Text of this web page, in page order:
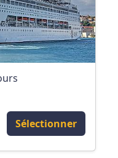
Sélectionner